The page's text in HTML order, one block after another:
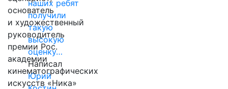
наших ребят
получили
такую
высокую
оценку…
Написал
Юрий
основатель
и художественный
руководитель
премии Рос.
академии
кинематографических
искусств «Ника»